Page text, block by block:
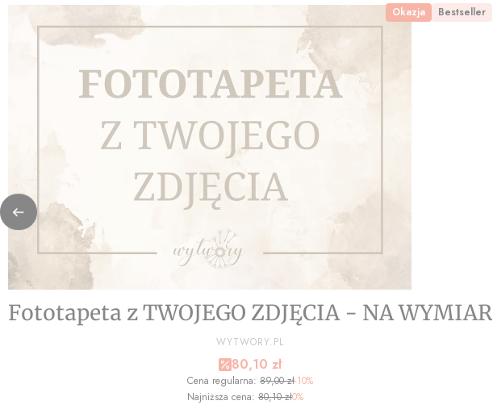
Okazja Bestseller
Fototapeta z TWOJEGO ZDJĘCIA - NA WYMIAR
PRODUCENT
WYTWORY.PL
Cena promocyjna
80,10 zł
Cena regularna: 89,00 zł-10%
Najniższa cena: 80,10 zł0%